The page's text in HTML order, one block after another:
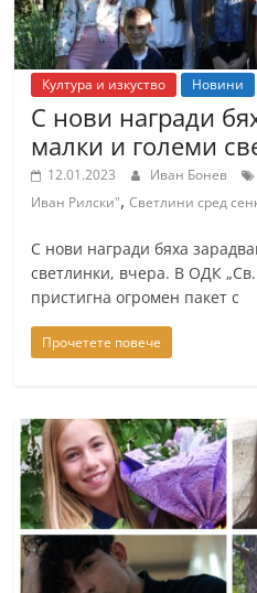
l
l
e
y
-
k
z
a
n
l
k
.
c
o
m
Култура и изкуство Новини
С нови награди
малки и големи
12.01.2023 Иван Бонев
Иван Рилски",Светлини сред
С нови награди бяха
светлинки, вчера. В ОДК
пристигна огромен пакет с
Прочетете повече